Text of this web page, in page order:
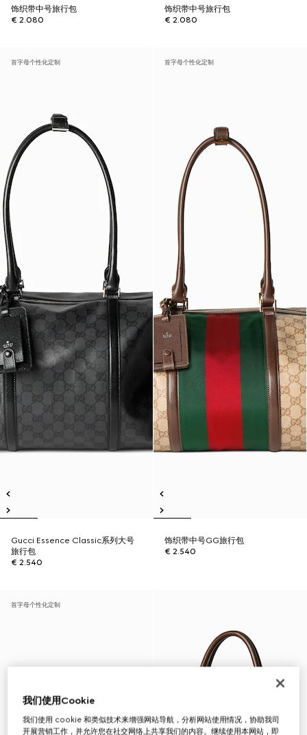
饰织带中号旅行包
€ 2.080
饰织带中号旅行包
€ 2.080
首字母个性化定制
Gucci Essence Classic系列大号
旅行包
€ 2.540
首字母个性化定制
饰织带中号GG旅行包
€ 2.540
首字母个性化定制
我们使用Cookie
我们使用 cookie 和类似技术来增强网站导航，分析网站使用情况，协助我司
开展营销工作，并允许您在社交网络上共享我们的内容。继续使用本网站，即